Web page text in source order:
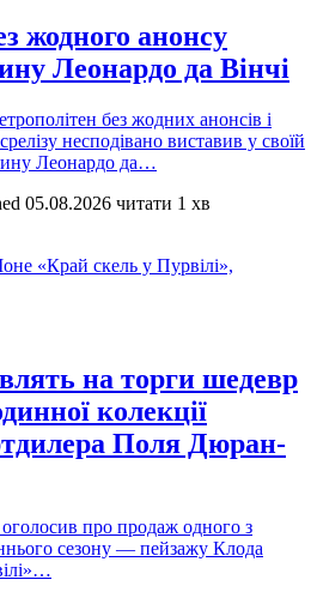
жодного анонсу
Леонардо да Вінчі
без жодних анонсів і
несподівано виставив у своїй
Леонардо да…
05.08.2026 читати 1 хв
на торги шедевр
колекції
Поля Дюран-
про продаж одного з
сезону — пейзажу Клода